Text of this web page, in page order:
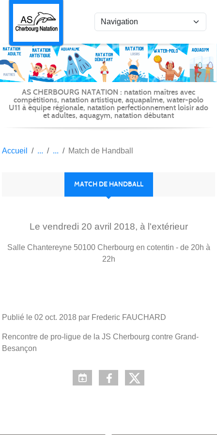
AS CHERBOURG NATATION : natation maîtres avec
compétitions, natation artistique, aquapalme, water-polo
U11 à équipe régionale, natation perfectionnement loisir ado
et adultes, aquagym, natation débutant
Accueil Match de Handball
MATCH DE HANDBALL
Le vendredi 20 avril 2018, à l'extérieur
Salle Chantereyne 50100 Cherbourg en cotentin - de 20h à
22h
Publié le 02 oct. 2018 par Frederic FAUCHARD
Rencontre de pro-ligue de la JS Cherbourg contre Grand-
Besançon
Panneau de gestion des cookies